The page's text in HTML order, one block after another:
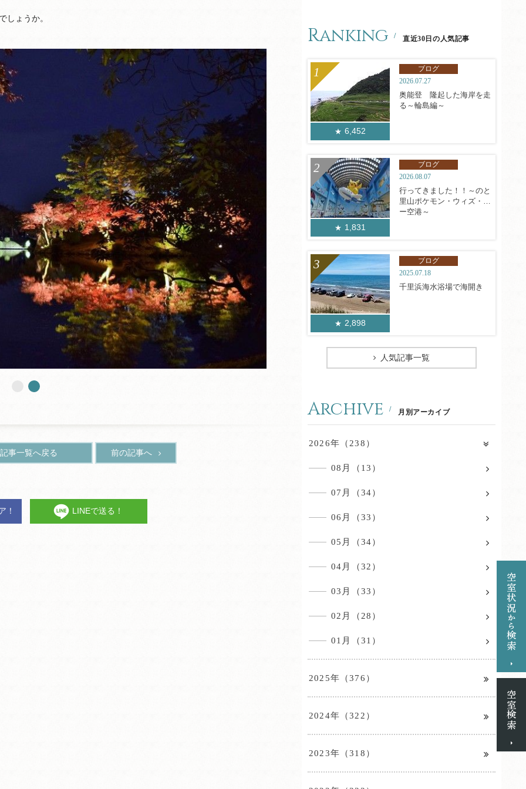
しょうか。
記事一覧へ戻る 前の記事へ
！ LINEで送る！
Ranking 直近30日の人気記事
6,452
ブログ
2026.07.27
奥能登 隆起した海岸を走
る～輪島編～
1,831
ブログ
2026.08.07
行ってきました！！～のと
里山ポケモン・ウィズ・ユ
ー空港～
2,898
ブログ
2025.07.18
千里浜海水浴場で海開き
人気記事一覧
Archive 月別アーカイブ
2026年（238）
08月（13）
07月（34）
06月（33）
05月（34）
04月（32）
03月（33）
02月（28）
01月（31）
2025年（376）
2024年（322）
2023年（318）